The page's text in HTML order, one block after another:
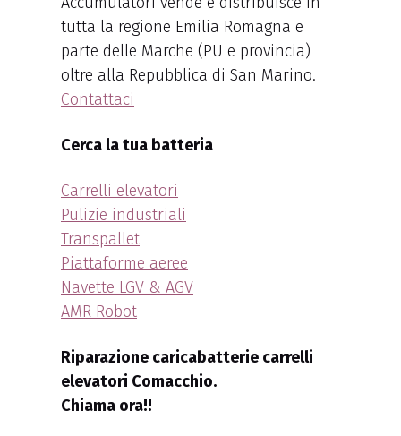
tutta la regione Emilia Romagna e
parte delle Marche (PU e provincia)
oltre alla Repubblica di San Marino.
Contattaci
Cerca la tua batteria
Carrelli elevatori
Pulizie industriali
Transpallet
Piattaforme aeree
Navette LGV & AGV
AMR Robot
Riparazione caricabatterie carrelli
elevatori Comacchio.
Chiama ora!!